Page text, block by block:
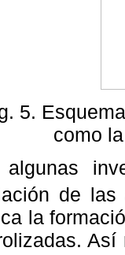
5.
como
de
la